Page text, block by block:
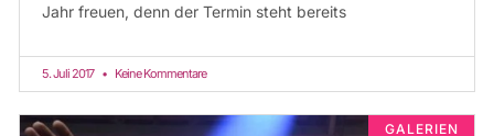
Jahr freuen, denn der Termin steht bereits
5. Juli 2017 Keine Kommentare
GALERIEN